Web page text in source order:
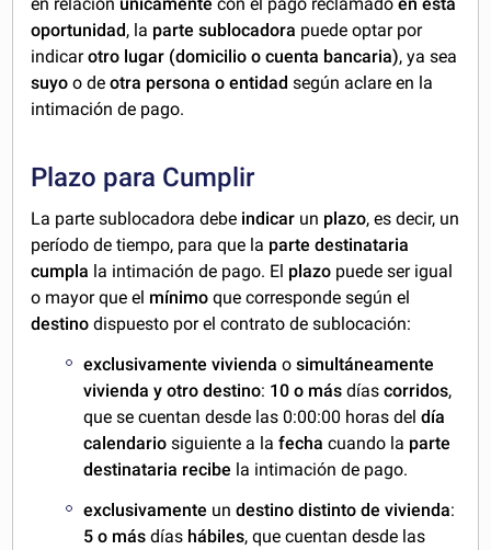
en relación únicamente con el pago reclamadoen esta
oportunidad, la parte sublocadora puede optar por
indicarotro lugar (domicilio o cuenta bancaria), ya sea
suyo o deotra persona o entidad según aclare en la
intimación de pago.
Plazo para Cumplir
La parte sublocadora debe indicar un plazo, es decir, un
período de tiempo, para que la parte destinataria
cumpla la intimación de pago. El plazo puede ser igual
o mayor que el mínimo que corresponde según el
destino dispuesto por el contrato de sublocación:
exclusivamente vivienda osimultáneamente
vivienda y otro destino: 10 o más díascorridos,
que se cuentan desde las 0:00:00 horas deldía
calendario siguiente a lafecha cuando la parte
destinataria recibe la intimación de pago.
exclusivamente undestino distinto de vivienda:
5 o más días hábiles, que cuentan desde las